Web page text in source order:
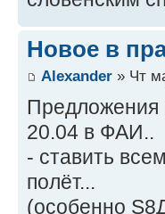
Новое в
Alexander » Чт
Предложения
20.04 в ФАИ..
- ставить
полёт...
(особенно